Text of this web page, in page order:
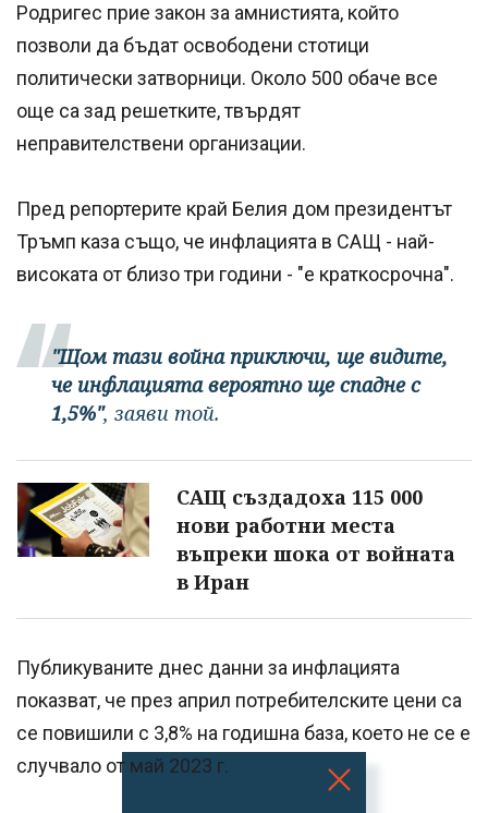
Родригес прие закон за амнистията, който
позволи да бъдат освободени стотици
политически затворници. Около 500 обаче все
още са зад решетките, твърдят
неправителствени организации.
Пред репортерите край Белия дом президентът
Тръмп каза също, че инфлацията в САЩ - най-
високата от близо три години - "е краткосрочна".
"Щом тази война приключи, ще видите,
че инфлацията вероятно ще спадне с
1,5%", заяви той.
САЩ създадоха 115 000
нови работни места
въпреки шока от войната
в Иран
Публикуваните днес данни за инфлацията
показват, че през април потребителските цени са
се повишили с 3,8% на годишна база, което не се е
случвало от май 2023 г.